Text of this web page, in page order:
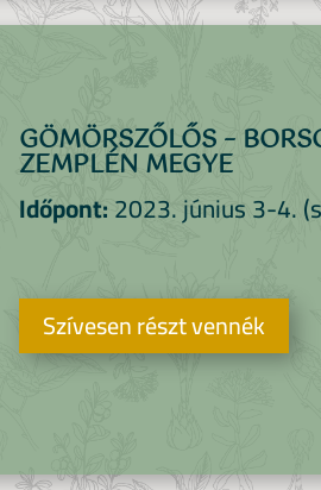
GÖMÖRSZŐLŐS –
ZEMPLÉN MEGYE
Időpont:2023. június 3-4.
Szívesen részt vennék